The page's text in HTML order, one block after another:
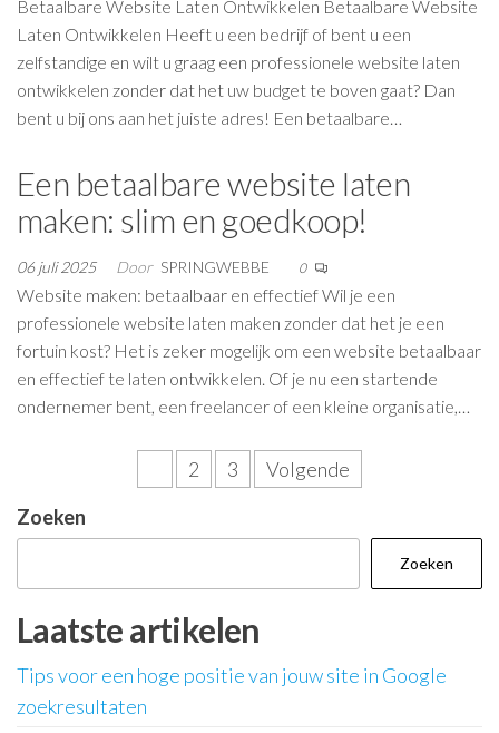
Betaalbare Website Laten Ontwikkelen Betaalbare Website
Laten Ontwikkelen Heeft u een bedrijf of bent u een
zelfstandige en wilt u graag een professionele website laten
ontwikkelen zonder dat het uw budget te boven gaat? Dan
bent u bij ons aan het juiste adres! Een betaalbare…
Een betaalbare website laten
maken: slim en goedkoop!
06 juli 2025 Door SPRINGWEBBE 0
Website maken: betaalbaar en effectief Wil je een
professionele website laten maken zonder dat het je een
fortuin kost? Het is zeker mogelijk om een website betaalbaar
en effectief te laten ontwikkelen. Of je nu een startende
ondernemer bent, een freelancer of een kleine organisatie,…
paginering
2 3
Volgende
Zoeken
Zoeken
Laatste artikelen
Tips voor een hoge positie van jouw site in Google
zoekresultaten